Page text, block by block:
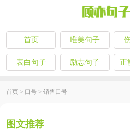
首页 唯美句子
表白句子 励志句子 正
首页 > 口号 > 销售口号
图文推荐